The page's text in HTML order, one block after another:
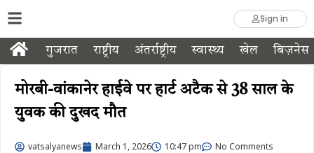
Sign in
गुजरात राष्ट्रीय अंतर्राष्ट्रीय स्वास्थ्य खेल बिज़नेस
मोरबी-वांकानेर हाईवे पर हार्ट अटैक से 38 साल के
युवक की दुखद मौत
vatsalyanews March 1, 2026 10:47 pm No Comments